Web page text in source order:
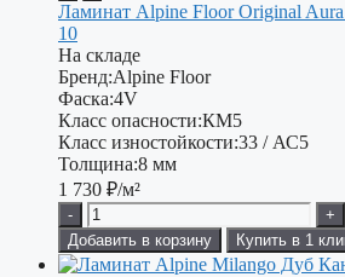
Ламинат Alpine Floor Original
10
На складе
Бренд:Alpine Floor
Фаска:4V
Класс опасности:КМ5
Класс изностойкости:33 / АС5
Толщина:8 мм
1 730 ₽/м²
-
+
Добавить в корзину
Купить в 1